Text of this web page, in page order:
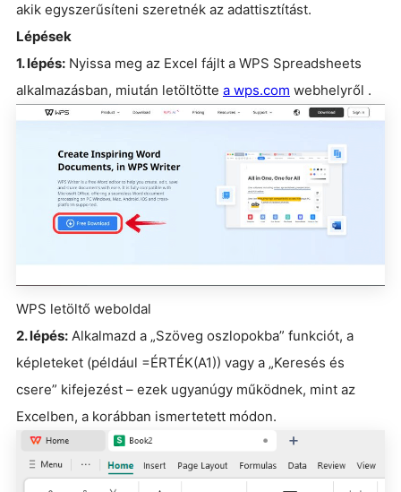
akik egyszerűsíteni szeretnék az adattisztítást.
Lépések
1. lépés: Nyissa meg az Excel fájlt a WPS Spreadsheets
alkalmazásban, miután letöltötte a wps.com webhelyről .
WPS letöltő weboldal
2. lépés: Alkalmazd a „Szöveg oszlopokba” funkciót, a
képleteket (például =ÉRTÉK(A1)) vagy a „Keresés és
csere” kifejezést – ezek ugyanúgy működnek, mint az
Excelben, a korábban ismertetett módon.